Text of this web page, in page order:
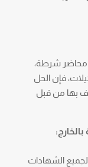
محاضر شرطة،
فإن الحل
بها من قبل
بالخارج:
الشهادات